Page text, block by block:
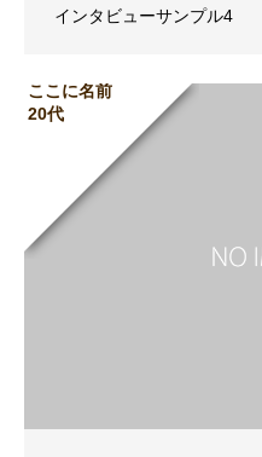
インタビューサンプル4
ここに名前
20代